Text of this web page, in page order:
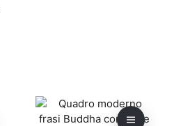
Questo
prodotto